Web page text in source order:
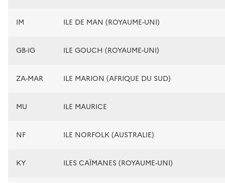
IM ILE DE MAN (ROYAUME-UNI)
GB-IG ILE GOUCH (ROYAUME-UNI)
ZA-MAR ILE MARION (AFRIQUE DU SUD)
MU ILE MAURICE
NF ILE NORFOLK (AUSTRALIE)
KY ILES CAÏMANES (ROYAUME-UNI)